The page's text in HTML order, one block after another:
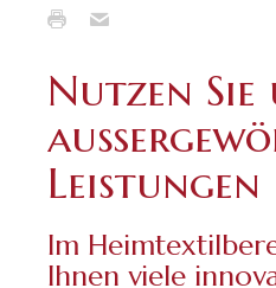
Nutzen Sie
Leistungen
Im
Ihnen viele